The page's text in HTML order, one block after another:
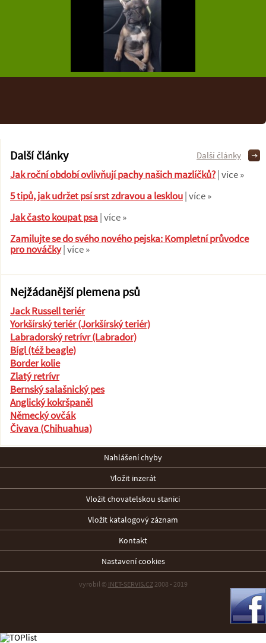
Další články
Jak roční období ovlivňují pachy našich mazlíčků?| více »
5 tipů, jak udržet psí srst zdravou a lesklou| více »
Jak často koupat psa| více »
Zamilujte se do svého nového pejska: Kompletní průvodce
pro nováčky| více »
Další články
Nejžádanější plemena psů
Jack Russell teriér
Yorkšírský teriér (Jorkšírský teriér)
Labradorský retrívr (Labrador)
Bígl (též beagle)
Border kolie
Zlatý retrívr
Bernský salašnický pes
Anglický kokršpaněl
Německý ovčák
Čivava (Chihuahua)
Nahlášení chyby
Vložit inzerát
Vložit chovatelskou stanici
Vložit katalogový záznam
Kontakt
Nastavení cookies
vyrobil © INET-SERVIS.CZ2008 - 2019